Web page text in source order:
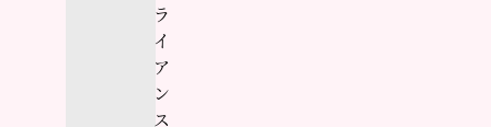
ラ
イ
ア
ン
ス